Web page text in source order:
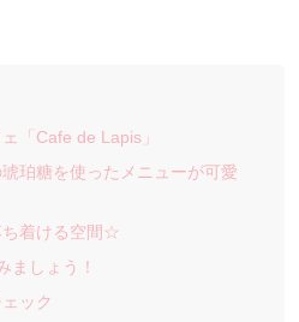
「Cafe de Lapis」
珀糖を使ったメニューが可愛
ち着ける空間☆
ましょう！
ック